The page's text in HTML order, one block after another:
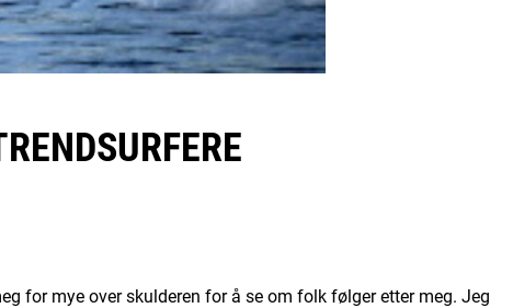
for mye over skulderen for å se om folk følger etter meg. Jeg